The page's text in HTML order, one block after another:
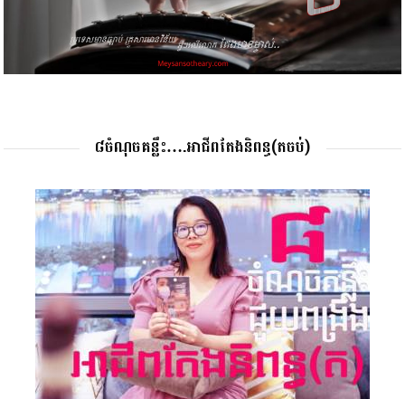
៨ចំណុចគន្លឹះ….អាជីពតែងនិពន្ធ(តចប់)